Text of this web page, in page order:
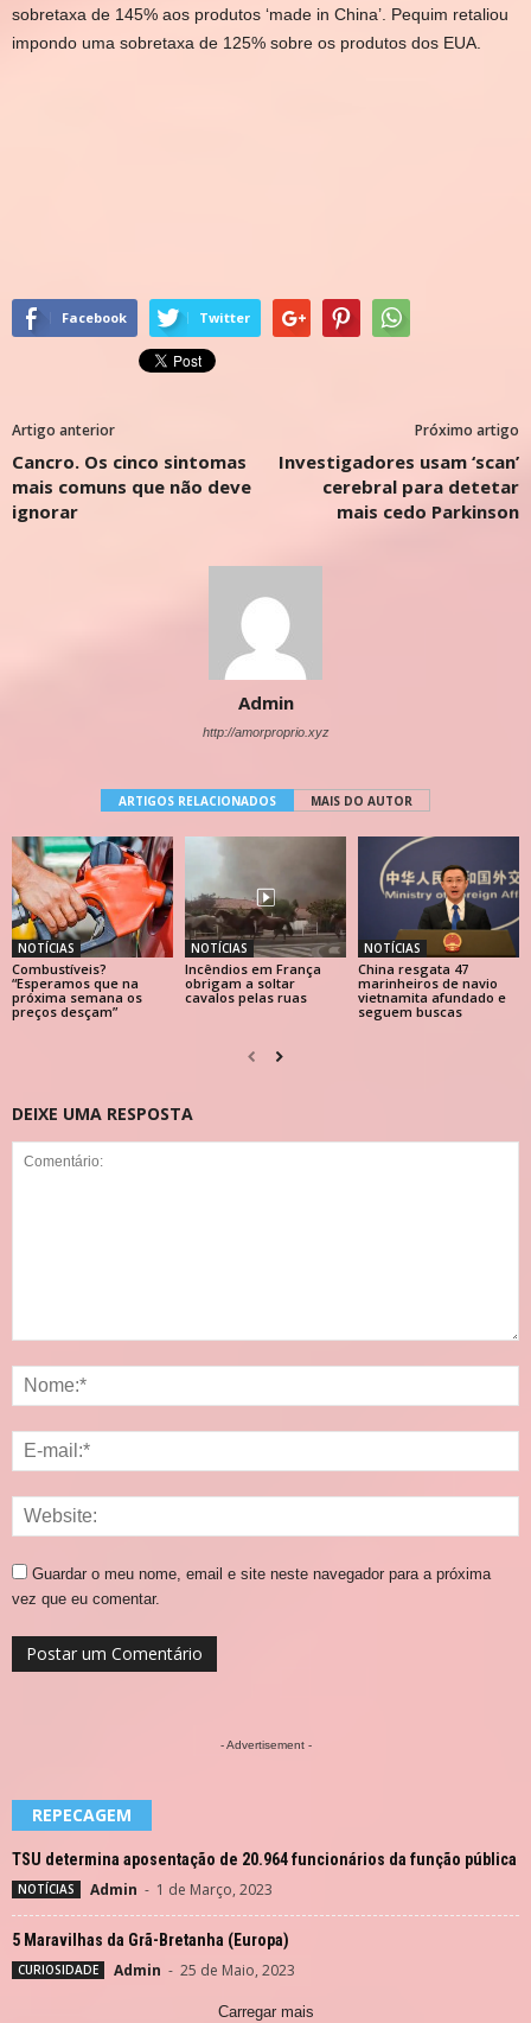
sobretaxa de 145% aos produtos ‘made in China’. Pequim retaliou
impondo uma sobretaxa de 125% sobre os produtos dos EUA.
Facebook Twitter
Artigo anterior
Cancro. Os cinco sintomas
mais comuns que não deve
ignorar
Próximo artigo
Investigadores usam ‘scan’
cerebral para detetar
mais cedo Parkinson
Admin
http://amorproprio.xyz
ARTIGOS RELACIONADOS MAIS DO AUTOR
NOTÍCIAS
Combustíveis?
“Esperamos que na
próxima semana os
preços desçam”
NOTÍCIAS
Incêndios em França
obrigam a soltar
cavalos pelas ruas
NOTÍCIAS
China resgata 47
marinheiros de navio
vietnamita afundado e
seguem buscas
DEIXE UMA RESPOSTA
Guardar o meu nome, email e site neste navegador para a próxima
vez que eu comentar.
- Advertisement -
REPECAGEM
TSU determina aposentação de 20.964 funcionários da função pública
NOTÍCIAS Admin - 1 de Março, 2023
5 Maravilhas da Grã-Bretanha (Europa)
CURIOSIDADE Admin - 25 de Maio, 2023
Carregar mais